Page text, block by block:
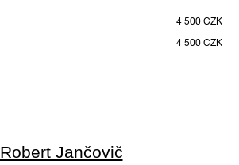
4 500 CZK
4 500 CZK
Robert Jančovič